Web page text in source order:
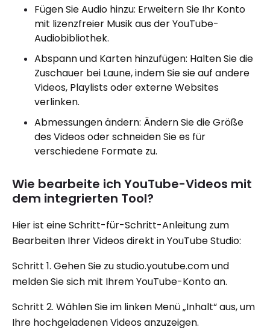
Fügen Sie Audio hinzu: Erweitern Sie Ihr Konto
mit lizenzfreier Musik aus der YouTube-
Audiobibliothek.
Abspann und Karten hinzufügen: Halten Sie die
Zuschauer bei Laune, indem Sie sie auf andere
Videos, Playlists oder externe Websites
verlinken.
Abmessungen ändern: Ändern Sie die Größe
des Videos oder schneiden Sie es für
verschiedene Formate zu.
Wie bearbeite ich YouTube-Videos mit
dem integrierten Tool?
Hier ist eine Schritt-für-Schritt-Anleitung zum
Bearbeiten Ihrer Videos direkt in YouTube Studio:
Schritt 1. Gehen Sie zu studio.youtube.com und
melden Sie sich mit Ihrem YouTube-Konto an.
Schritt 2. Wählen Sie im linken Menü „Inhalt“ aus, um
Ihre hochgeladenen Videos anzuzeigen.